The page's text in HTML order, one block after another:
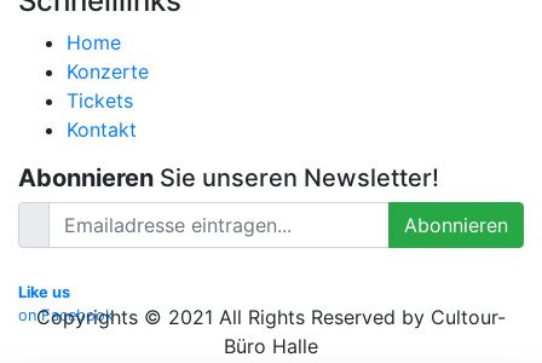
Home
Konzerte
Tickets
Kontakt
Abonnieren Sie unseren Newsletter!
Abonnieren
Like us
on Facebook
Copyrights © 2021 All Rights Reserved by Cultour-
Büro Halle